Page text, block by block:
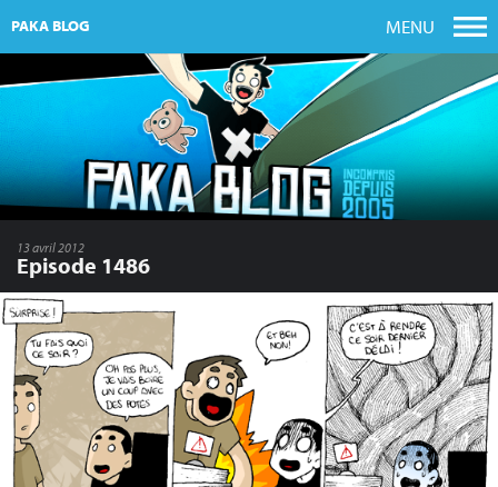
PAKA BLOG MENU
13 avril 2012
Episode 1486